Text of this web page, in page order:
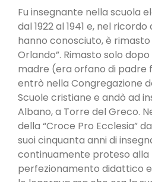
Fu insegnante nella scuola
dal 1922 al 1941 e, nel
hanno conosciuto, è
Orlando”. Rimasto solo
madre (era orfano di padre
entrò nella Congregazione
Scuole cristiane e andò ad
Albano, a Torre del Greco.
della “Croce Pro Ecclesia”
suoi cinquanta anni di
continuamente proteso alla
perfezionamento didattico